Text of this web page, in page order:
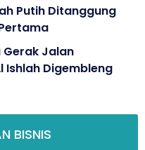
Putih Ditanggung
Gerak Jalan
Ishlah Digembleng
BISNIS